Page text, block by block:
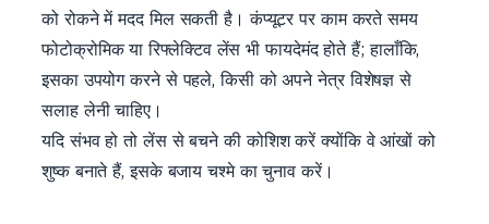
को रोकने में मदद मिल सकती है। कंप्यूटर पर काम करते समय
फोटोक्रोमिक या रिफ्लेक्टिव लेंस भी फायदेमंद होते हैं; हालाँकि,
इसका उपयोग करने से पहले, किसी को अपने नेत्र विशेषज्ञ से
सलाह लेनी चाहिए।
यदि संभव हो तो लेंस से बचने की कोशिश करें क्योंकि वे आंखों को
शुष्क बनाते हैं, इसके बजाय चश्मे का चुनाव करें।